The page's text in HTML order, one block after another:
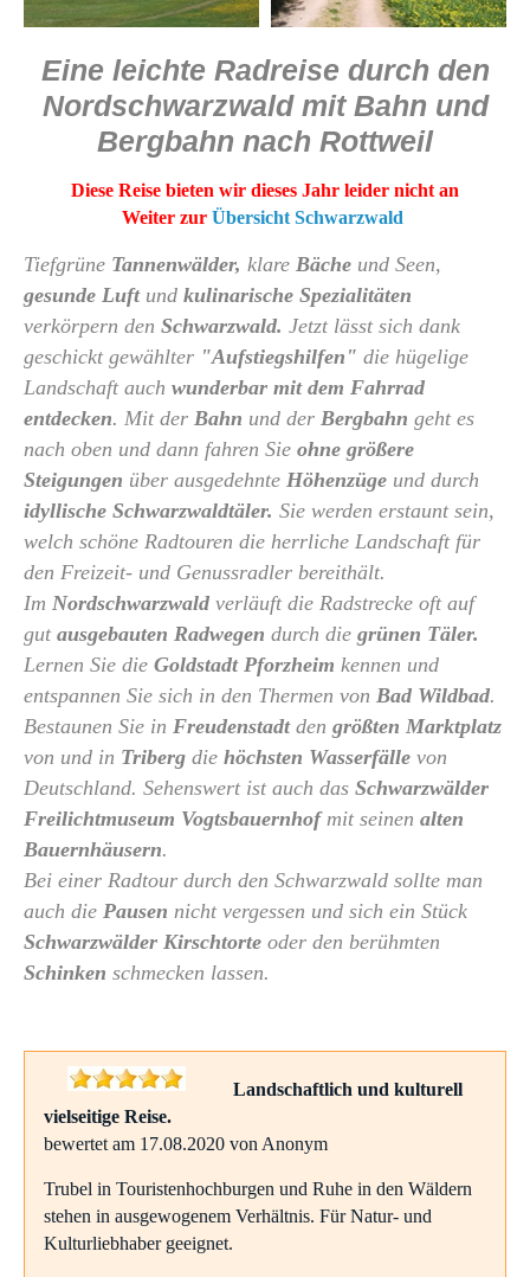
Eine leichte Radreise durch den
Nordschwarzwald mit Bahn und
Bergbahn nach Rottweil
Diese Reise bieten wir dieses Jahr leider nicht an
Weiter zur Übersicht Schwarzwald
Tiefgrüne Tannenwälder, klare Bäche und Seen,
gesunde Luftund kulinarische Spezialitäten
verkörpern den Schwarzwald. Jetzt lässt sich dank
geschickt gewählter "Aufstiegshilfen" die hügelige
Landschaft auch wunderbar mit dem Fahrrad
entdecken. Mit der Bahn und der Bergbahn geht es
nach oben und dann fahren Sie ohne größere
Steigungen über ausgedehnte Höhenzüge und durch
idyllische Schwarzwaldtäler. Sie werden erstaunt sein,
welch schöne Radtouren die herrliche Landschaft für
den Freizeit- und Genussradler bereithält.
Im Nordschwarzwald verläuft die Radstrecke oft auf
gut ausgebauten Radwegen durch die grünen Täler.
Lernen Sie die Goldstadt Pforzheim kennen und
entspannen Sie sich in den Thermen von Bad Wildbad.
Bestaunen Sie in Freudenstadtden größten Marktplatz
von und in Triberg die höchsten Wasserfälle von
Deutschland. Sehenswert ist auch das Schwarzwälder
Freilichtmuseum Vogtsbauernhofmit seinen alten
Bauernhäusern.
Bei einer Radtour durch den Schwarzwald sollte man
auch die Pausen nicht vergessen und sich ein Stück
Schwarzwälder Kirschtorte oder den berühmten
Schinken schmecken lassen.
Landschaftlich und kulturell
vielseitige Reise.
bewertet am 17.08.2020 von Anonym
Trubel in Touristenhochburgen und Ruhe in den Wäldern
stehen in ausgewogenem Verhältnis. Für Natur- und
Kulturliebhaber geeignet.